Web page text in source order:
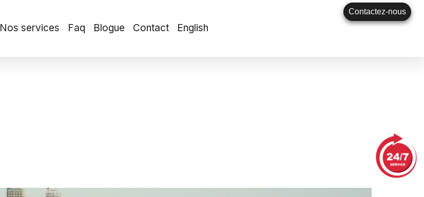
Nos services Faq Blogue Contact English
Contactez-nous